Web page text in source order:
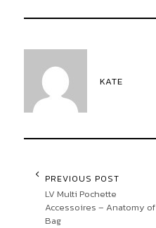
KATE
PREVIOUS POST
LV Multi Pochette
Accessoires – Anatomy of
Bag